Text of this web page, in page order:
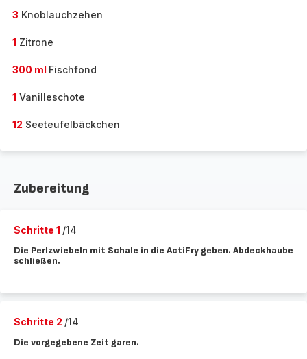
3 Knoblauchzehen
1 Zitrone
300 ml Fischfond
1 Vanilleschote
12 Seeteufelbäckchen
Zubereitung
Schritte 1 /14
Die Perlzwiebeln mit Schale in die ActiFry geben. Abdeckhaube
schließen.
Schritte 2 /14
Die vorgegebene Zeit garen.